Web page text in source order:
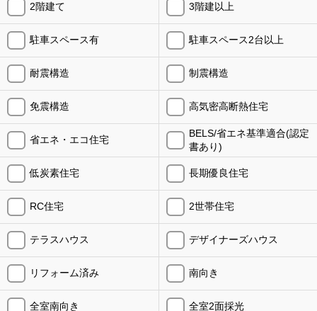
2階建て 3階建以上
駐車スペース有 駐車スペース2台以上
耐震構造 制震構造
免震構造 高気密高断熱住宅
省エネ・エコ住宅
BELS/省エネ基準適合(認定
書あり)
低炭素住宅 長期優良住宅
RC住宅 2世帯住宅
テラスハウス デザイナーズハウス
リフォーム済み 南向き
全室南向き 全室2面採光